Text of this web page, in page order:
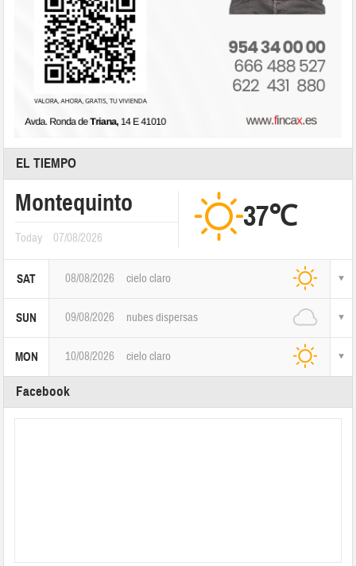
EL TIEMPO
Montequinto
Today 07/08/2026
37℃
SAT 08/08/2026 cielo claro
SUN 09/08/2026 nubes dispersas
MON 10/08/2026 cielo claro
Facebook